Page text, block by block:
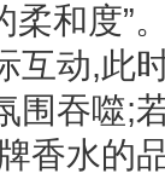
柔和度”
互动,此
围吞噬;
香水的